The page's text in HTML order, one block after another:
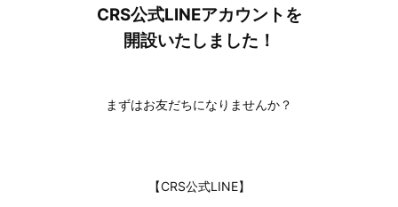
CRS公式LINEアカウントを
開設いたしました！
まずはお友だちになりませんか？
【CRS公式LINE】